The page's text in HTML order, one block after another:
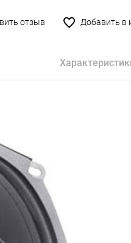
отзыв Добавить в